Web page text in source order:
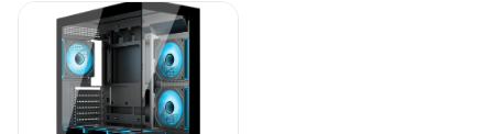
80+ Bürünc
Masaüstü
Kompüter Enerji
Təchizatı ESB550W